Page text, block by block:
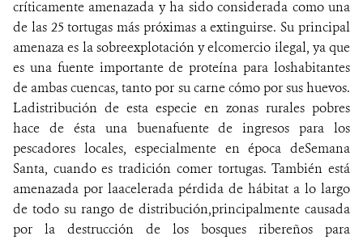
críticamente amenazada y ha sido considerada como una
de las 25 tortugas más próximas a extinguirse. Su principal
amenaza es la sobreexplotación y elcomercio ilegal, ya que
es una fuente importante de proteína para loshabitantes
de ambas cuencas, tanto por su carne cómo por sus huevos.
Ladistribución de esta especie en zonas rurales pobres
hace de ésta una buenafuente de ingresos para los
pescadores locales, especialmente en época deSemana
Santa, cuando es tradición comer tortugas. También está
amenazada por laacelerada pérdida de hábitat a lo largo
de todo su rango de distribución,principalmente causada
por la destrucción de los bosques ribereños para